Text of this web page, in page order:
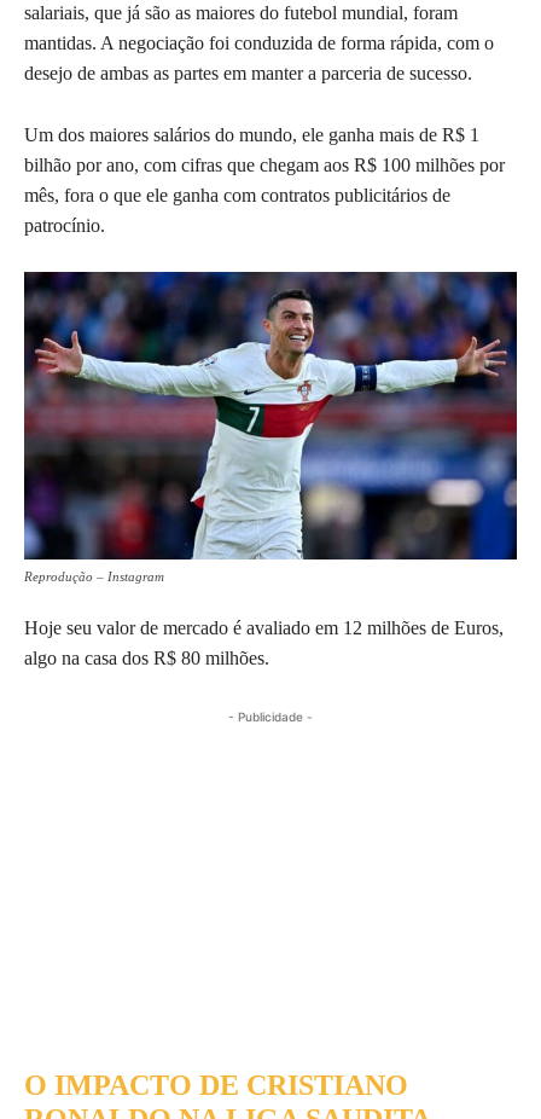
salariais, que já são as maiores do futebol mundial, foram
mantidas. A negociação foi conduzida de forma rápida, com o
desejo de ambas as partes em manter a parceria de sucesso.
Um dos maiores salários do mundo, ele ganha mais de R$ 1
bilhão por ano, com cifras que chegam aos R$ 100 milhões por
mês, fora o que ele ganha com contratos publicitários de
patrocínio.
Reprodução – Instagram
Hoje seu valor de mercado é avaliado em 12 milhões de Euros,
algo na casa dos R$ 80 milhões.
- Publicidade -
O IMPACTO DE CRISTIANO